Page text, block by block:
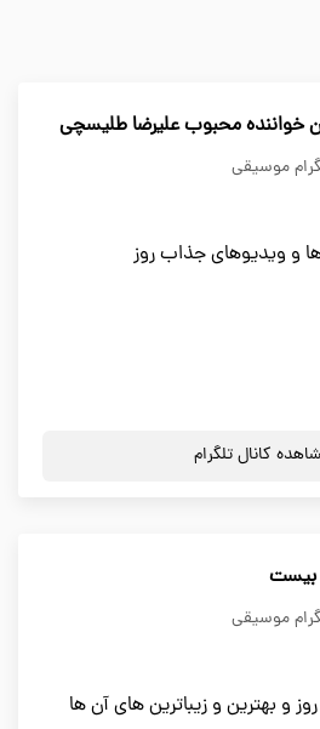
خواننده محبوب علیرضا طلیسچی
موسیقی
ها و ویدیوهای جذاب روز
کانال تلگرام
بیست
موسیقی
و بهترین و زیباترین های آن ها